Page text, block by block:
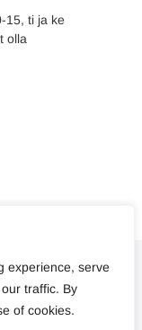
experience, serve
traffic. By
of cookies.
15, ti ja ke
olla